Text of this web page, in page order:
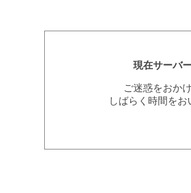
現在サーバ
ご迷惑をおか
しばらく時間を